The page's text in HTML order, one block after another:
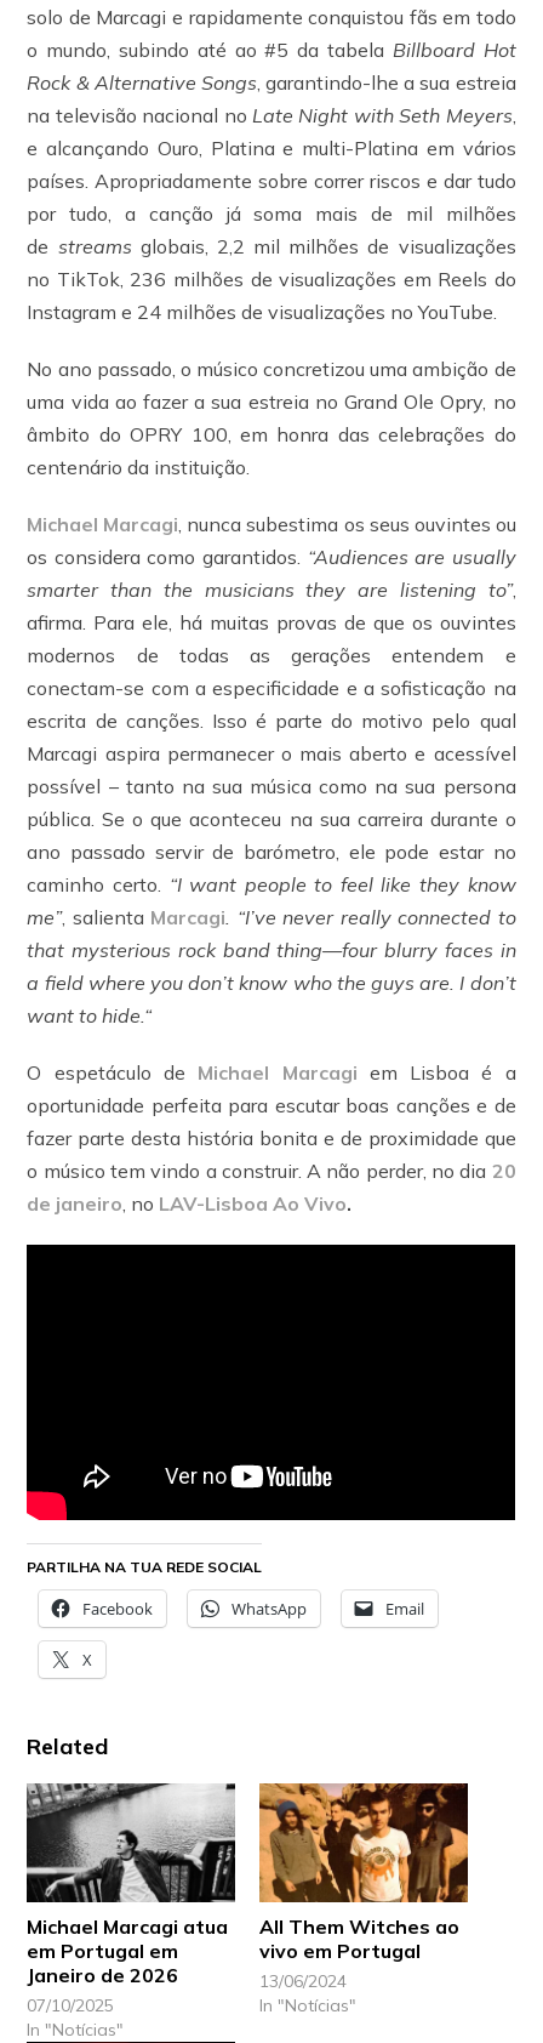
solo de Marcagi e rapidamente conquistou fãs em todo
o mundo, subindo até ao #5 da tabela Billboard Hot
Rock & Alternative Songs , garantindo-lhe a sua estreia
na televisão nacional no Late Night with Seth Meyers
e alcançando Ouro, Platina e multi-Platina em vários
países. Apropriadamente sobre correr riscos e dar tudo
por tudo, a canção já soma mais de mil milhões
de streams globais, 2,2 mil milhões de visualizações
no TikTok, 236 milhões de visualizações em Reels do
Instagram e 24 milhões de visualizações no YouTube.
No ano passado, o músico concretizou uma ambição de
uma vida ao fazer a sua estreia no Grand Ole Opry, no
âmbito do OPRY 100, em honra das celebrações do
centenário da instituição.
Michael Marcagi , nunca subestima os seus ouvintes ou
os considera como garantidos. “Audiences are usually
smarter than the musicians they are listening to”,
afirma. Para ele, há muitas provas de que os ouvintes
modernos de todas as gerações entendem e
conectam-se com a especificidade e a sofisticação na
escrita de canções. Isso é parte do motivo pelo qual
Marcagi aspira permanecer o mais aberto e acessível
possível – tanto na sua música como na sua persona
pública. Se o que aconteceu na sua carreira durante o
ano passado servir de barómetro, ele pode estar no
caminho certo. “I want people to feel like they know
me”, salienta Marcagi . “I’ve never really connected to
that mysterious rock band thing—four blurry faces in
a field where you don’t know who the guys are. I don’t
want to hide. “
O espetáculo de Michael Marcagi em Lisboa é a
oportunidade perfeita para escutar boas canções e de
fazer parte desta história bonita e de proximidade que
o músico tem vindo a construir. A não perder, no dia 20
de janeiro , no LAV-Lisboa Ao Vivo.
PARTILHA NA TUA REDE SOCIAL
Facebook WhatsApp Email
X
Related
Michael Marcagi atua
em Portugal em
Janeiro de 2026
07/10/2025
In "Notícias"
All Them Witches ao
vivo em Portugal
13/06/2024
In "Notícias"